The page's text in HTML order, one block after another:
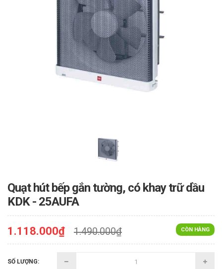
Quạt hút bếp gắn tường, có khay trữ dầu
KDK - 25AUFA
CÒN HÀNG
1.118.000₫ 1.490.000₫
SỐ LƯỢNG: